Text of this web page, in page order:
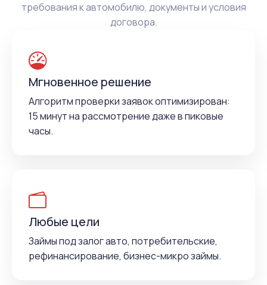
требования к автомобилю, документы и условия
договора.
Мгновенное решение
Алгоритм проверки заявок оптимизирован:
15 минут на рассмотрение даже в пиковые
часы.
Любые цели
Займы под залог авто, потребительские,
рефинансирование, бизнес-микро займы.